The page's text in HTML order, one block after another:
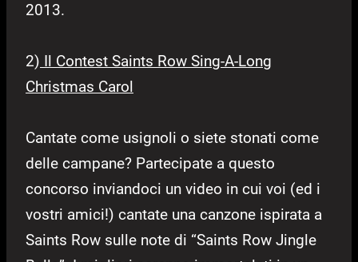
2013.
2) Il Contest Saints Row Sing-A-Long
Christmas Carol
Cantate come usignoli o siete stonati come
delle campane? Partecipate a questo
concorso inviandoci un video in cui voi (ed i
vostri amici!) cantate una canzone ispirata a
Saints Row sulle note di “Saints Row Jingle